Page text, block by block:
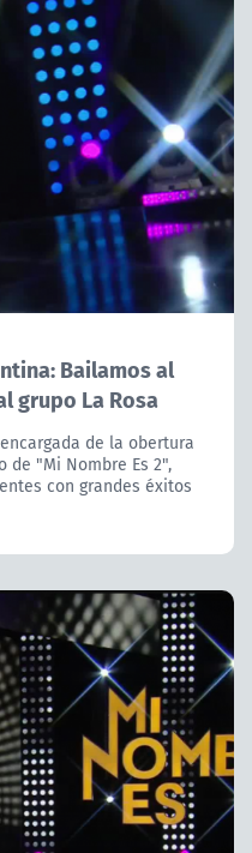
Bailamos al
grupo La Rosa
de la obertura
de "Mi Nombre Es 2",
con grandes éxitos